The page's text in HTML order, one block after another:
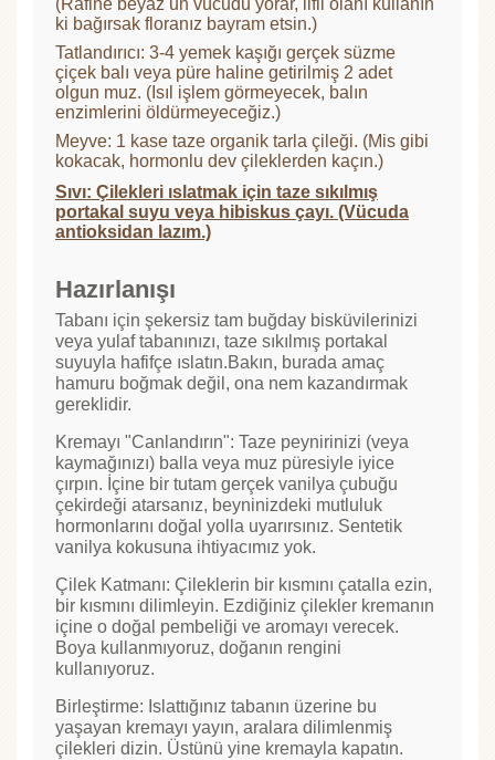
(Rafine beyaz un vücudu yorar, lifli olanı kullanın
ki bağırsak floranız bayram etsin.)
Tatlandırıcı: 3-4 yemek kaşığı gerçek süzme
çiçek balı veya püre haline getirilmiş 2 adet
olgun muz. (Isıl işlem görmeyecek, balın
enzimlerini öldürmeyeceğiz.)
Meyve: 1 kase taze organik tarla çileği. (Mis gibi
kokacak, hormonlu dev çileklerden kaçın.)
Sıvı: Çilekleri ıslatmak için taze sıkılmış
portakal suyu veya hibiskus çayı. (Vücuda
antioksidan lazım.)
Hazırlanışı
Tabanı için şekersiz tam buğday bisküvilerinizi
veya yulaf tabanınızı, taze sıkılmış portakal
suyuyla hafifçe ıslatın.Bakın, burada amaç
hamuru boğmak değil, ona nem kazandırmak
gereklidir.
Kremayı "Canlandırın": Taze peynirinizi (veya
kaymağınızı) balla veya muz püresiyle iyice
çırpın. İçine bir tutam gerçek vanilya çubuğu
çekirdeği atarsanız, beyninizdeki mutluluk
hormonlarını doğal yolla uyarırsınız. Sentetik
vanilya kokusuna ihtiyacımız yok.
Çilek Katmanı: Çileklerin bir kısmını çatalla ezin,
bir kısmını dilimleyin. Ezdiğiniz çilekler kremanın
içine o doğal pembeliği ve aromayı verecek.
Boya kullanmıyoruz, doğanın rengini
kullanıyoruz.
Birleştirme: Islattığınız tabanın üzerine bu
yaşayan kremayı yayın, aralara dilimlenmiş
çilekleri dizin. Üstünü yine kremayla kapatın.